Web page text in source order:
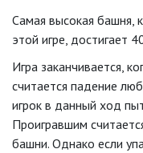
Самая высокая башня,
этой игре, достигает
Игра заканчивается,
считается падение
игрок в данный ход
Проигравшим
башни. Однако если